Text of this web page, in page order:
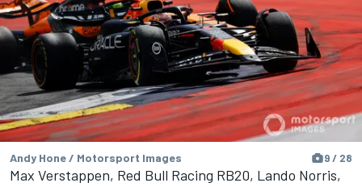
Andy Hone / Motorsport Images 9 / 28
Max Verstappen, Red Bull Racing RB20, Lando Norris,